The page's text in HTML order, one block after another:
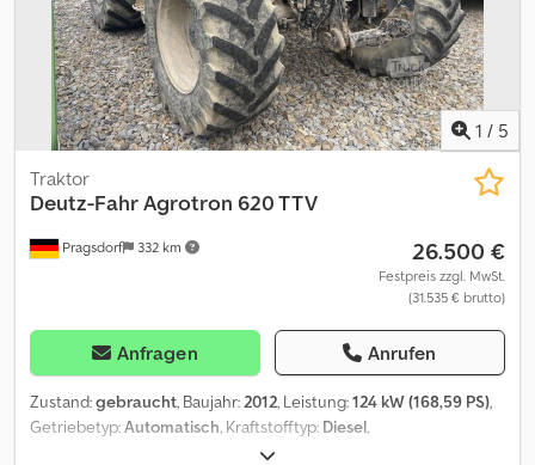
1 / 5
Pragsdorf 332 km
Traktor
Deutz-FahrAgrotron 620 TTV
26.500 €
Festpreis zzgl. MwSt.
(31.535 € brutto)
Anfragen Anrufen
Zustand:gebraucht, Baujahr:2012, Leistung:124 kW (168,59 PS),
Getriebetyp:Automatisch, Kraftstofftyp: Diesel,
40 km/h, Vorderreifengröße: